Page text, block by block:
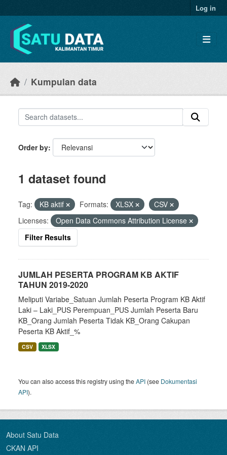
Log in
Kumpulan data
Order by
1 dataset found
Tag: KB aktif Formats: XLSX
CSV
Licenses:
Open Data Commons Attribution License
Filter Results
JUMLAH PESERTA PROGRAM KB AKTIF
TAHUN 2019-2020
Meliputi Variabe_Satuan Jumlah Peserta Program KB Aktif
Laki – Laki_PUS Perempuan_PUS Jumlah Peserta Baru
KB_Orang Jumlah Peserta Tidak KB_Orang Cakupan
Peserta KB Aktif_%
CSV XLSX
You can also access this registry using theAPI (see Dokumentasi
API).
About Satu Data
CKAN API